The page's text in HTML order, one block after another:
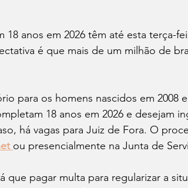
anos em 2026 têm até esta terça-
é que mais de um milhão de
para os homens nascidos em 2008
18 anos em 2026 e desejam
há vagas para Juiz de Fora. O
ou presencialmente na Junta de
que pagar multa para regularizar a